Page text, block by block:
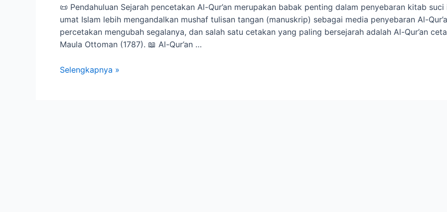
📜 Pendahuluan Sejarah pencetakan Al-Qur’an merupakan babak penting dalam penyebaran kitab
umat Islam lebih mengandalkan mushaf tulisan tangan (manuskrip) sebagai media penyebaran Al-
percetakan mengubah segalanya, dan salah satu cetakan yang paling bersejarah adalah Al-Qur’an
Maula Ottoman (1787). 📖 Al-Qur’an …
Selengkapnya »